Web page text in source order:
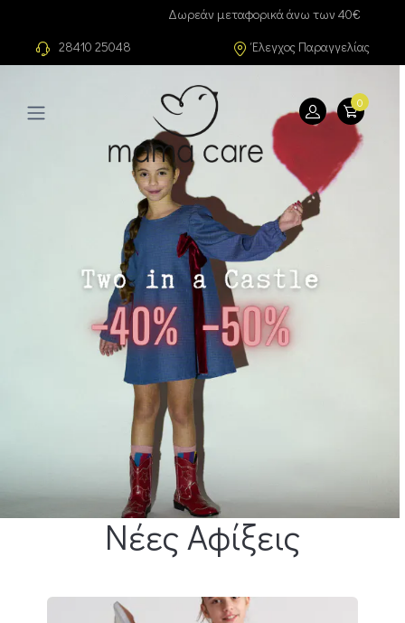
Δωρεάν μεταφορικά άνω των 40€
28410 25048
Έλεγχος Παραγγελίας
0
Νέες Αφίξεις